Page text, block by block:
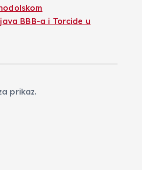
BBB-a i Torcide u
prikaz.